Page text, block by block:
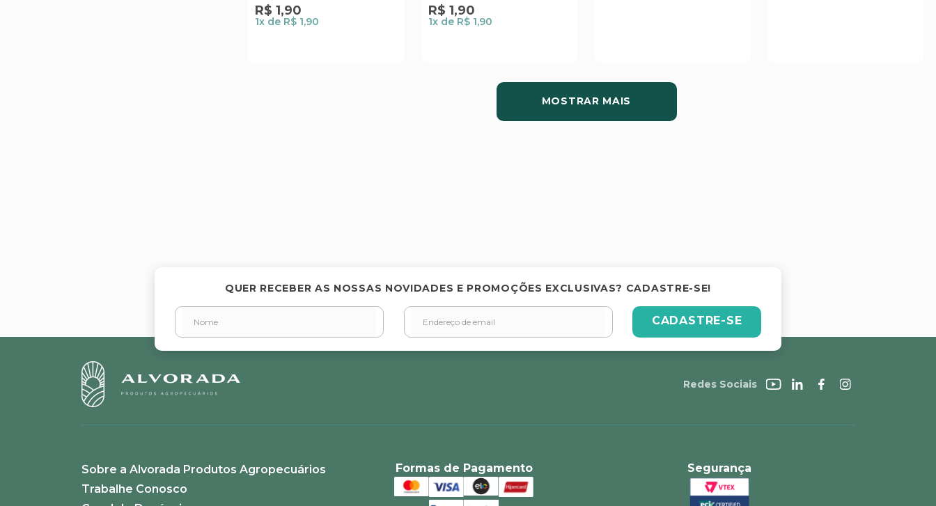
R$ 1,90
1x de R$ 1,90
R$ 1,90
1x de R$ 1,90
MOSTRAR MAIS
QUER RECEBER AS NOSSAS NOVIDADES E PROMOÇÕES EXCLUSIVAS? CADASTRE-SE!
CADASTRE-SE
Redes Sociais
Sobre a Alvorada Produtos Agropecuários
Trabalhe Conosco
Formas de Pagamento Segurança